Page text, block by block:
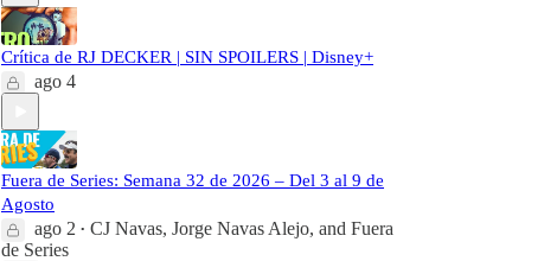
Crítica de RJ DECKER | SIN SPOILERS | Disney+
ago 4
Fuera de Series: Semana 32 de 2026 – Del 3 al 9 de
Agosto
ago 2 • CJ Navas, Jorge Navas Alejo, and Fuera
de Series